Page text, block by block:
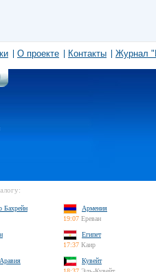
О проекте Контакты Журнал
Бахрейн
Армения
19:07 Ереван
Египет
17:37 Каир
Кувейт